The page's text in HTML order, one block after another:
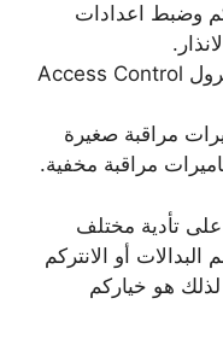
وضبط اعدادات
القيام بتركيب اكسس كونترول Access Control
مراقبة صغيرة
مراقبة مخفية.
تأدية مختلف
أو الانتركم
هو خياركم